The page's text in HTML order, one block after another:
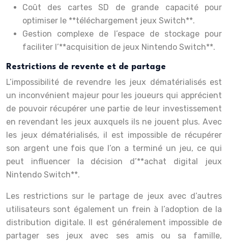
Coût des cartes SD de grande capacité pour
optimiser le **téléchargement jeux Switch**.
Gestion complexe de l’espace de stockage pour
faciliter l’**acquisition de jeux Nintendo Switch**.
Restrictions de revente et de partage
L’impossibilité de revendre les jeux dématérialisés est
un inconvénient majeur pour les joueurs qui apprécient
de pouvoir récupérer une partie de leur investissement
en revendant les jeux auxquels ils ne jouent plus. Avec
les jeux dématérialisés, il est impossible de récupérer
son argent une fois que l’on a terminé un jeu, ce qui
peut influencer la décision d’**achat digital jeux
Nintendo Switch**.
Les restrictions sur le partage de jeux avec d’autres
utilisateurs sont également un frein à l’adoption de la
distribution digitale. Il est généralement impossible de
partager ses jeux avec ses amis ou sa famille,